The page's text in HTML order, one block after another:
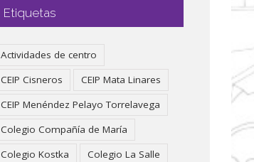
Etiquetas
Actividades de centro
CEIP Cisneros
CEIP Mata Linares
CEIP Menéndez Pelayo Torrelavega
Colegio Compañía de María
Colegio Kostka
Colegio La Salle